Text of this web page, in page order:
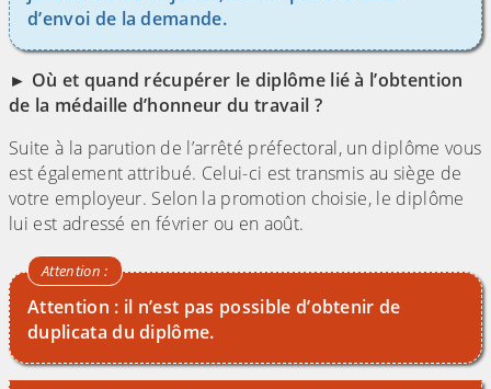
d’envoi de la demande.
► Où et quand récupérer le diplôme lié à l’obtention
de la médaille d’honneur du travail ?
Suite à la parution de l’arrêté préfectoral, un diplôme vous
est également attribué. Celui-ci est transmis au siège de
votre employeur. Selon la promotion choisie, le diplôme
lui est adressé en février ou en août.
Attention : il n’est pas possible d’obtenir de
duplicata du diplôme.